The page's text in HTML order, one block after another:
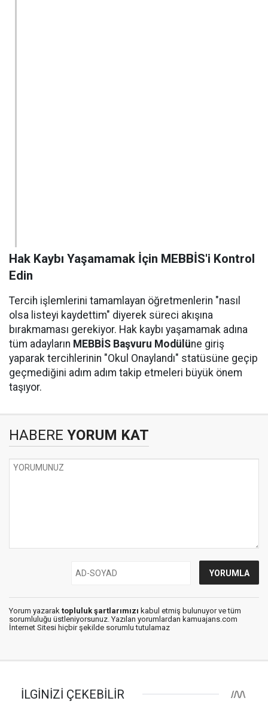
Hak Kaybı Yaşamamak İçin MEBBİS'i Kontrol
Edin
Tercih işlemlerini tamamlayan öğretmenlerin "nasıl
olsa listeyi kaydettim" diyerek süreci akışına
bırakmaması gerekiyor. Hak kaybı yaşamamak adına
tüm adayların MEBBİS Başvuru Modülüne giriş
yaparak tercihlerinin "Okul Onaylandı" statüsüne geçip
geçmediğini adım adım takip etmeleri büyük önem
taşıyor.
HABERE YORUM KAT
Yorum yazarak topluluk şartlarımızı kabul etmiş bulunuyor ve tüm
sorumluluğu üstleniyorsunuz. Yazılan yorumlardan kamuajans.com
İnternet Sitesi hiçbir şekilde sorumlu tutulamaz